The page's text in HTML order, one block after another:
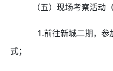
（五）现场考察活动（
1.前往新城二期，
式；